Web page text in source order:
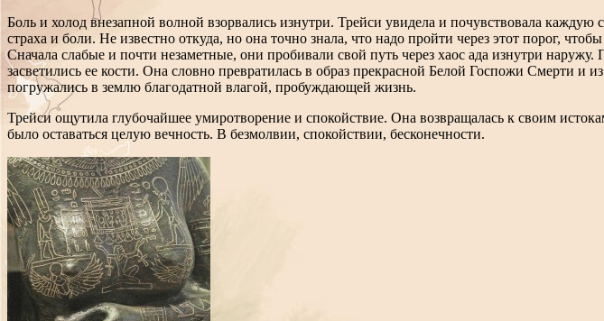
Боль и холод внезапной волной взорвались изнутри. Трейси увидела и почувствовала
страха и боли. Не известно откуда, но она точно знала, что надо пройти через этот порог,
Сначала слабые и почти незаметные, они пробивали свой путь через хаос ада изнутри
засветились ее кости. Она словно превратилась в образ прекрасной Белой Госпожи Смерти и
погружались в землю благодатной влагой, пробуждающей жизнь.
Трейси ощутила глубочайшее умиротворение и спокойствие. Она возвращалась к своим
было оставаться целую вечность. В безмолвии, спокойствии, бесконечности.